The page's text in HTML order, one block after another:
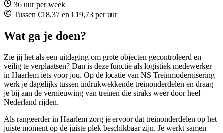
36 uur per week
Tussen €18,37 en €19,73 per uur
Wat ga je doen?
Zie jij het als een uitdaging om grote objecten gecontroleerd en
veilig te verplaatsen? Dan is deze functie als logistiek medewerker
in Haarlem iets voor jou. Op de locatie van NS Treinmodernisering
werk je dagelijks tussen indrukwekkende treinonderdelen en draag
je bij aan de vernieuwing van treinen die straks weer door heel
Nederland rijden.
Als rangeerder in Haarlem zorg je ervoor dat treinonderdelen op het
juiste moment op de juiste plek beschikbaar zijn. Je werkt samen